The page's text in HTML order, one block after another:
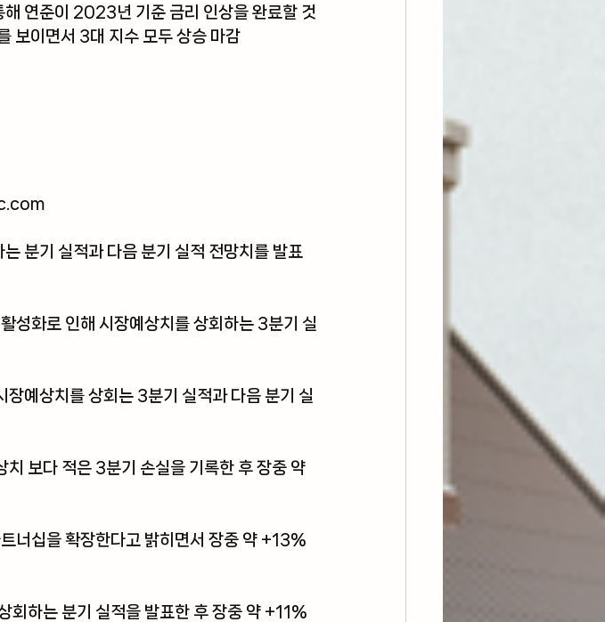
연준이 2023년 기준 금리 인상을 완료할 것
보이면서 3대 지수 모두 상승 마감
.com
분기 실적과 다음 분기 실적 전망치를 발표
성화로 인해 시장예상치를 상회하는 3분기 실
예상치를 상회는 3분기 실적과 다음 분기 실
보다 적은 3분기 손실을 기록한 후 장중 약
너십을 확장한다고 밝히면서 장중 약 +13%
회하는 분기 실적을 발표한 후 장중 약 +11%